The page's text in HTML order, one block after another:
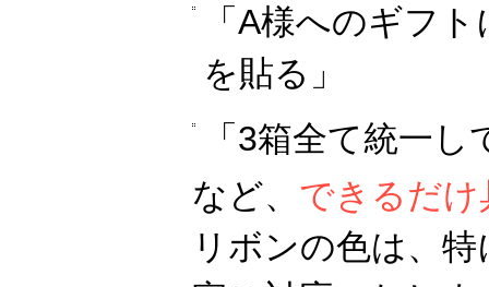
「A様へのギフ
を貼る」
「3箱全て統一
など、 できるだ
リボンの色は、